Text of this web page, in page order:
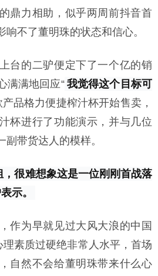
鼎力相助，似乎两周前抖音首
不了董明珠的状态和信心。
台的二驴便定下了一个亿的销
满满地回应“ 我觉得这个目标可
品格力便捷榨汁杯开始售卖，
杯进行了功能演示，并与几位
带货达人的模样。
，很难想象这是一位刚刚首战落
示。
作为早就见过大风大浪的中国
理素质过硬绝非常人水平，首场
自然不会给董明珠带来什么心